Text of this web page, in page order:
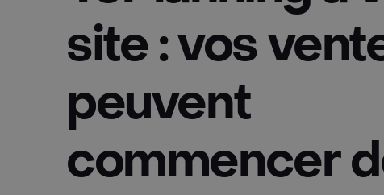
site : vos
peuvent
commencer